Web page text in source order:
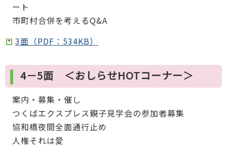
ート
市町村合併を考えるQ&A
3面（PDF：534KB）
4－5面 ＜おしらせHOTコーナー＞
案内・募集・催し
つくばエクスプレス親子見学会の参加者募集
協和橋夜間全面通行止め
人権それは愛